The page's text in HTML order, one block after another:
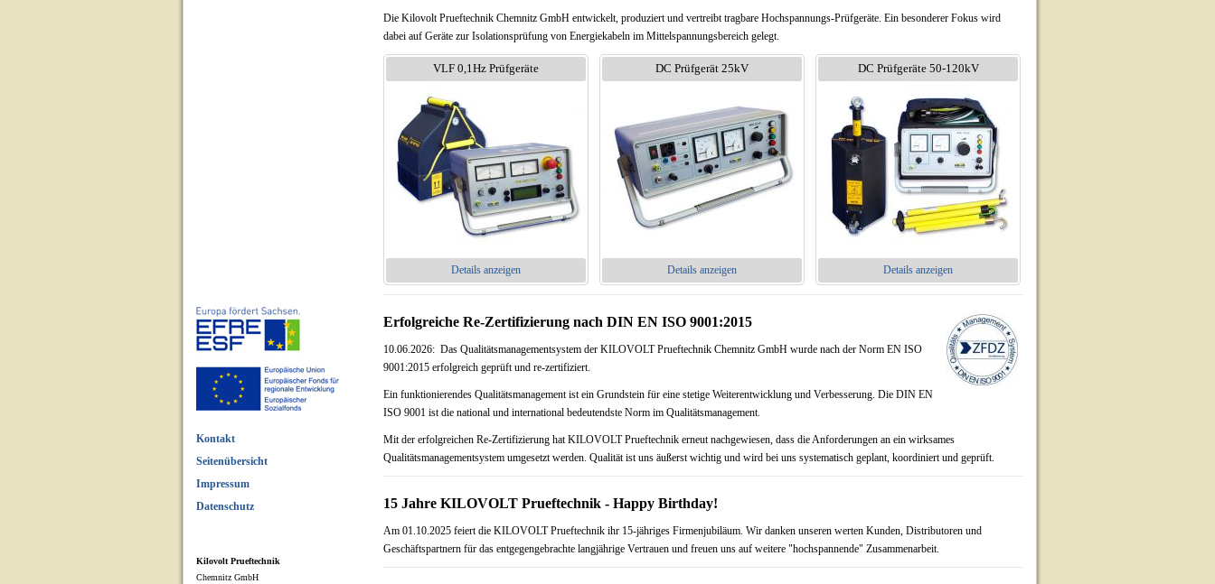
Die Kilovolt Prueftechnik Chemnitz GmbH entwickelt, produziert und vertreibt tragbare Hochspannungs-Prüfgeräte. Ein besonderer Fokus wird
dabei auf Geräte zur Isolationsprüfung von Energiekabeln im Mittelspannungsbereich gelegt.
VLF 0,1Hz Prüfgeräte
Details anzeigen
DC Prüfgerät 25kV
Details anzeigen
DC Prüfgeräte 50-120kV
Details anzeigen
Erfolgreiche Re-Zertifizierung nach DIN EN ISO 9001:2015
10.06.2026: Das Qualitätsmanagementsystem der KILOVOLT Prueftechnik Chemnitz GmbH wurde nach der Norm EN ISO
9001:2015 erfolgreich geprüft und re-zertifiziert.
Ein funktionierendes Qualitätsmanagement ist ein Grundstein für eine stetige Weiterentwicklung und Verbesserung. Die DIN EN
ISO 9001 ist die national und international bedeutendste Norm im Qualitätsmanagement.
Mit der erfolgreichen Re-Zertifizierung hat KILOVOLT Prueftechnik erneut nachgewiesen, dass die Anforderungen an ein wirksames
Qualitätsmanagementsystem umgesetzt werden. Qualität ist uns äußerst wichtig und wird bei uns systematisch geplant, koordiniert und geprüft.
15 Jahre KILOVOLT Prueftechnik - Happy Birthday!
Am 01.10.2025 feiert die KILOVOLT Prueftechnik ihr 15-jähriges Firmenjubiläum. Wir danken unseren werten Kunden, Distributoren und
Geschäftspartnern für das entgegengebrachte langjährige Vertrauen und freuen uns auf weitere "hochspannende" Zusammenarbeit.
Kontakt
Seitenübersicht
Impressum
Datenschutz
Kilovolt Prueftechnik
Chemnitz GmbH